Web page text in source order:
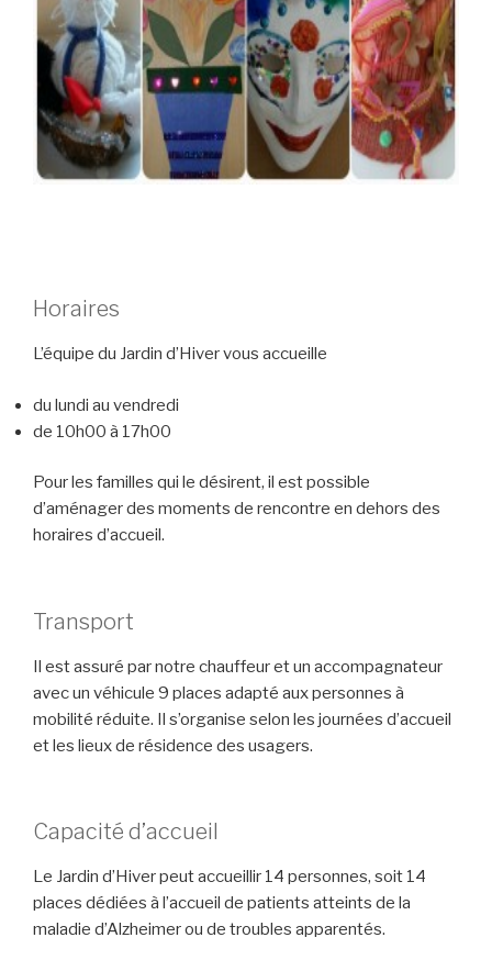
Horaires
L’équipe du Jardin d’Hiver vous accueille
du lundi au vendredi
de 10h00 à 17h00
Pour les familles qui le désirent, il est possible
d’aménager des moments de rencontre en dehors des
horaires d’accueil.
Transport
Il est assuré par notre chauffeur et un accompagnateur
avec un véhicule 9 places adapté aux personnes à
mobilité réduite. Il s’organise selon les journées d’accueil
et les lieux de résidence des usagers.
Capacité d’accueil
Le Jardin d’Hiver peut accueillir 14 personnes, soit 14
places dédiées à l’accueil de patients atteints de la
maladie d’Alzheimer ou de troubles apparentés.